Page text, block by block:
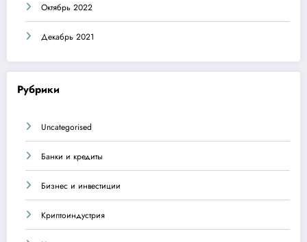
Октябрь 2022
Декабрь 2021
Рубрики
Uncategorised
Банки и кредиты
Бизнес и инвестиции
Криптоиндустрия